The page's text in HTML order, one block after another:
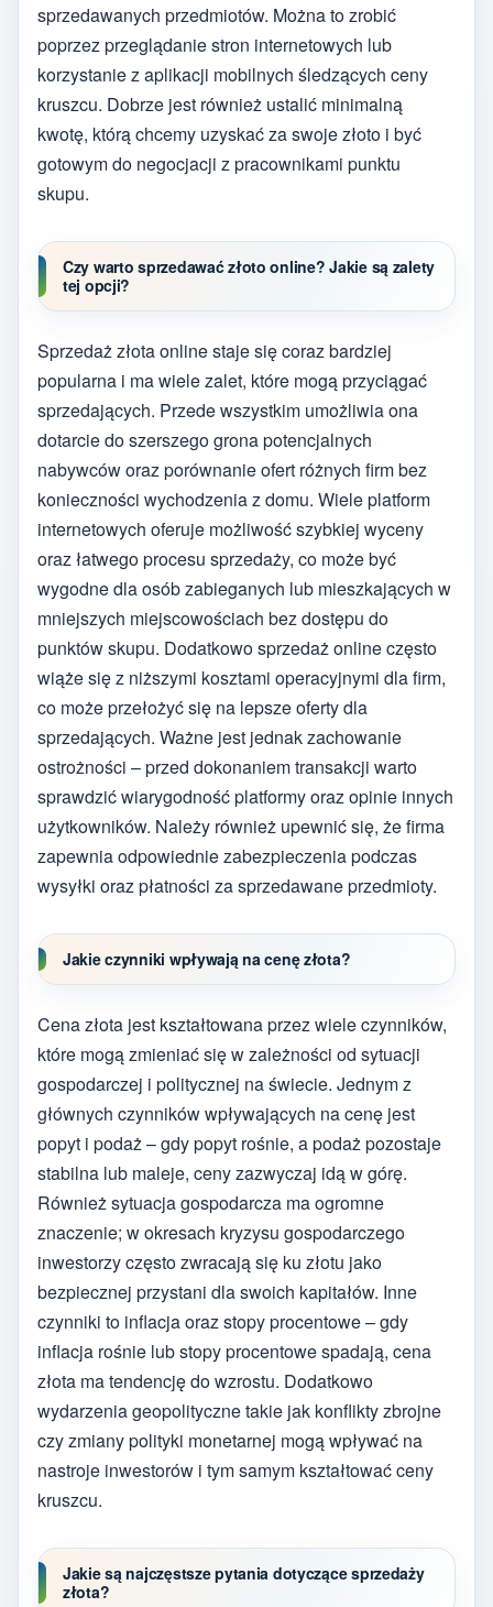
sprzedawanych przedmiotów. Można to zrobić
poprzez przeglądanie stron internetowych lub
korzystanie z aplikacji mobilnych śledzących ceny
kruszcu. Dobrze jest również ustalić minimalną
kwotę, którą chcemy uzyskać za swoje złoto i być
gotowym do negocjacji z pracownikami punktu
skupu.
Czy warto sprzedawać złoto online? Jakie są zalety
tej opcji?
Sprzedaż złota online staje się coraz bardziej
popularna i ma wiele zalet, które mogą przyciągać
sprzedających. Przede wszystkim umożliwia ona
dotarcie do szerszego grona potencjalnych
nabywców oraz porównanie ofert różnych firm bez
konieczności wychodzenia z domu. Wiele platform
internetowych oferuje możliwość szybkiej wyceny
oraz łatwego procesu sprzedaży, co może być
wygodne dla osób zabieganych lub mieszkających w
mniejszych miejscowościach bez dostępu do
punktów skupu. Dodatkowo sprzedaż online często
wiąże się z niższymi kosztami operacyjnymi dla firm,
co może przełożyć się na lepsze oferty dla
sprzedających. Ważne jest jednak zachowanie
ostrożności – przed dokonaniem transakcji warto
sprawdzić wiarygodność platformy oraz opinie innych
użytkowników. Należy również upewnić się, że firma
zapewnia odpowiednie zabezpieczenia podczas
wysyłki oraz płatności za sprzedawane przedmioty.
Jakie czynniki wpływają na cenę złota?
Cena złota jest kształtowana przez wiele czynników,
które mogą zmieniać się w zależności od sytuacji
gospodarczej i politycznej na świecie. Jednym z
głównych czynników wpływających na cenę jest
popyt i podaż – gdy popyt rośnie, a podaż pozostaje
stabilna lub maleje, ceny zazwyczaj idą w górę.
Również sytuacja gospodarcza ma ogromne
znaczenie; w okresach kryzysu gospodarczego
inwestorzy często zwracają się ku złotu jako
bezpiecznej przystani dla swoich kapitałów. Inne
czynniki to inflacja oraz stopy procentowe – gdy
inflacja rośnie lub stopy procentowe spadają, cena
złota ma tendencję do wzrostu. Dodatkowo
wydarzenia geopolityczne takie jak konflikty zbrojne
czy zmiany polityki monetarnej mogą wpływać na
nastroje inwestorów i tym samym kształtować ceny
kruszcu.
Jakie są najczęstsze pytania dotyczące sprzedaży
złota?